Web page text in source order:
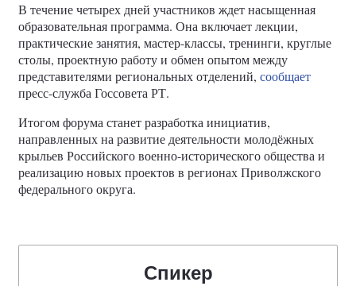
В течение четырех дней участников ждет насыщенная
образовательная программа. Она включает лекции,
практические занятия, мастер-классы, тренинги, круглые
столы, проектную работу и обмен опытом между
представителями региональных отделений, сообщает
пресс-служба Госсовета РТ.
Итогом форума станет разработка инициатив,
направленных на развитие деятельности молодёжных
крыльев Российского военно-исторического общества и
реализацию новых проектов в регионах Приволжского
федерального округа.
Спикер